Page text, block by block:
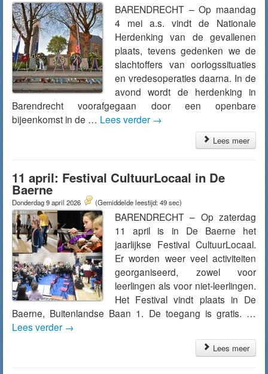
BARENDRECHT – Op maandag
4 mei a.s. vindt de Nationale
Herdenking van de gevallenen
plaats, tevens gedenken we de
slachtoffers van oorlogssituaties
en vredesoperaties daarna. In de
avond wordt de herdenking in
Barendrecht voorafgegaan door een openbare
bijeenkomst in de … Lees verder →
Lees meer
11 april: Festival CultuurLocaal in De
Baerne
Donderdag 9 april 2026 (Gemiddelde leestijd: 49 sec)
BARENDRECHT – Op zaterdag
11 april is in De Baerne het
jaarlijkse Festival CultuurLocaal.
Er worden weer veel activiteiten
georganiseerd, zowel voor
leerlingen als voor niet-leerlingen.
Het Festival vindt plaats in De
Baerne, Buitenlandse Baan 1. De toegang is gratis. …
Lees verder →
Lees meer